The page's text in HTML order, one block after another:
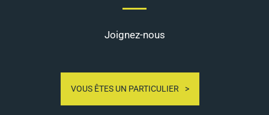
Joignez-nous
VOUS ÊTES UN PARTICULIER